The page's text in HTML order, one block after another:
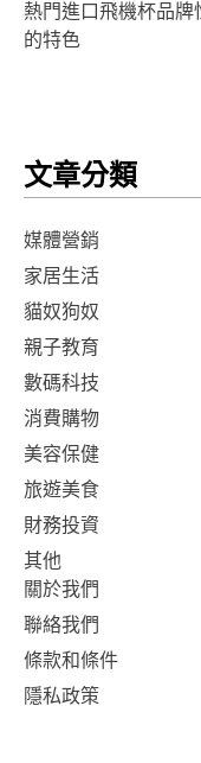
熱門進口飛機杯品
的特色
文章分類
媒體營銷
家居生活
貓奴狗奴
親子教育
數碼科技
消費購物
美容保健
旅遊美食
財務投資
其他
關於我們
聯絡我們
條款和條件
隱私政策